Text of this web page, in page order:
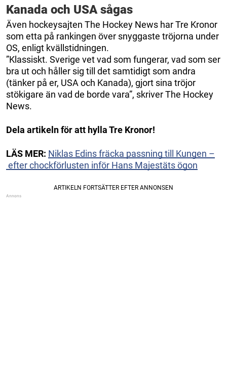
Kanada och USA sågas
Även hockeysajten The Hockey News har Tre Kronor
som etta på rankingen över snyggaste tröjorna under
OS, enligt kvällstidningen.
”Klassiskt. Sverige vet vad som fungerar, vad som ser
bra ut och håller sig till det samtidigt som andra
(tänker på er, USA och Kanada), gjort sina tröjor
stökigare än vad de borde vara”, skriver The Hockey
News.
Dela artikeln för att hylla Tre Kronor!
LÄS MER: Niklas Edins fräcka passning till Kungen –
efter chockförlusten inför Hans Majestäts ögon